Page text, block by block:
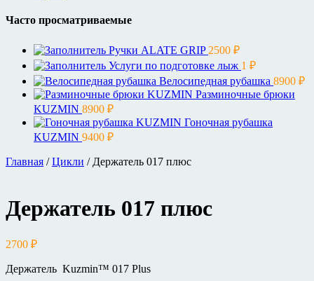
Часто просматриваемые
Ручки ALATE GRIP 2500 ₽
Услуги по подготовке лыж 1 ₽
Велосипедная рубашка 8900 ₽
Разминочные брюки
KUZMIN 8900 ₽
Гоночная рубашка
KUZMIN 9400 ₽
Главная /Цикли / Держатель 017 плюс
Держатель 017 плюс
2700 ₽
Держатель Kuzmin™ 017 Plus